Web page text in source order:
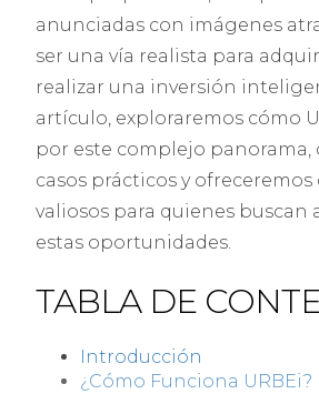
anunciadas con imágenes
ser una vía realista para
realizar una inversión
artículo, exploraremos cómo
por este complejo
casos prácticos y ofreceremos
valiosos para quienes buscan
estas oportunidades.
TABLA DE
Introducción
¿Cómo Funciona URBEi?